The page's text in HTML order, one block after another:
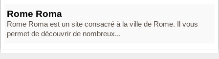
Rome Roma
Rome Roma est un site consacré à la ville de Rome. Il vous
permet de découvrir de nombreux...